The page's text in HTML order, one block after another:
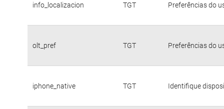
info_localizacion TGT Preferências do
olt_pref TGT Preferências do
iphone_native TGT Identifique